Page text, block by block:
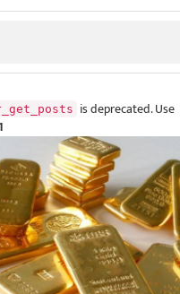
is deprecated. Use